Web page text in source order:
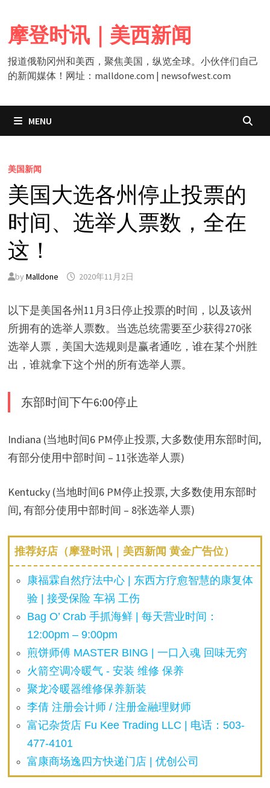
content
摩登时讯｜美西新闻
报道俄勒冈州和美西，聚焦美国，纵览全球。小伙伴们自己
的新闻媒体！网址：malldone.com | newsofwest.com
MENU
美国新闻
美国大选各州停止投票的
时间、选举人票数，全在
这！
by Malldone 2020年11月2日
以下是美国各州11月3日停止投票的时间，以及该州
所拥有的选举人票数。当选总统需要至少获得270张
选举人票，美国大选规则是赢者通吃，谁在某个州胜
出，谁就拿下这个州的所有选举人票。
东部时间下午6:00停止
Indiana (当地时间6 PM停止投票, 大多数使用东部时间,
有部分使用中部时间 – 11张选举人票)
Kentucky (当地时间6 PM停止投票, 大多数使用东部时
间, 有部分使用中部时间 – 8张选举人票)
推荐好店（摩登时讯｜美西新闻 黄金广告位）
康福霖自然疗法中心 | 东西方疗愈智慧的康复体
验 | 接受保险 车祸 工伤
Bag O’ Crab 手抓海鲜 | 每天营业时间：
12:00pm – 9:00pm
煎饼师傅 MASTER BING | 一口入魂 回味无穷
火箭空调冷暖气 - 安装 维修 保养
聚龙冷暖器维修保养新装
李倩 注册会计师 / 注册金融理财师
富记杂货店 Fu Kee Trading LLC | 电话：503-
477-4101
富康商场逸四方快递门店 | 优创公司